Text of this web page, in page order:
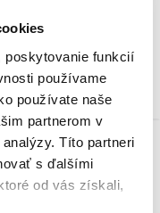
poskytovanie funkcií
používame
používate naše
partnerom v
Títo partneri
s ďalšími
od vás získali,